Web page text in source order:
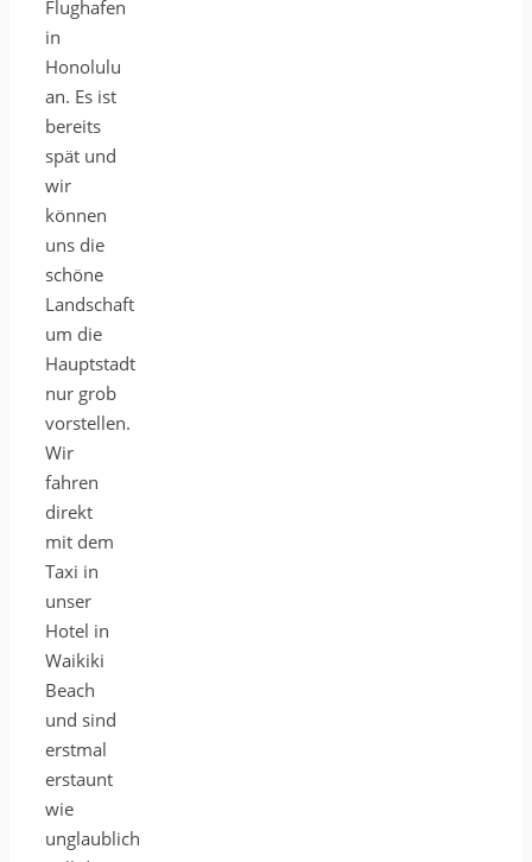
Flughafen
in
Honolulu
an. Es ist
bereits
spät und
wir
können
uns die
schöne
Landschaft
um die
Hauptstadt
nur grob
vorstellen.
Wir
fahren
direkt
mit dem
Taxi in
unser
Hotel in
Waikiki
Beach
und sind
erstmal
erstaunt
wie
unglaublich